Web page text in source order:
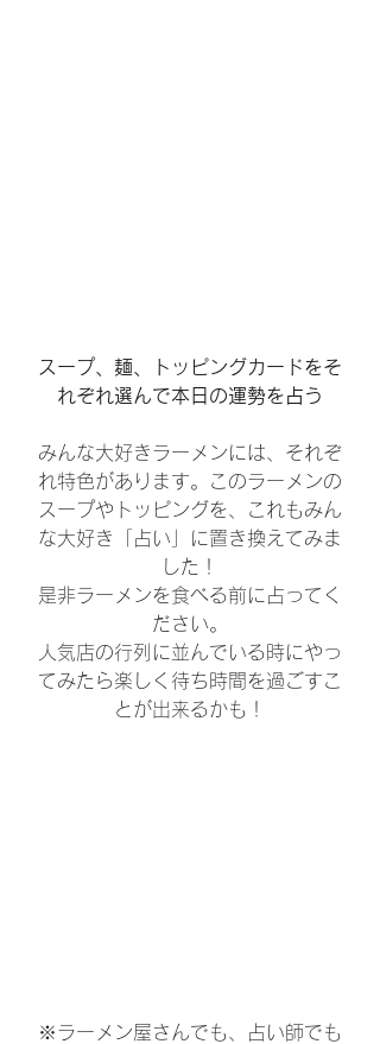
スープ、麺、トッピングカードをそ
れぞれ選んで本日の運勢を占う
みんな大好きラーメンには、それぞ
れ特色があります。このラーメンの
スープやトッピングを、これもみん
な大好き「占い」に置き換えてみま
した！
是非ラーメンを食べる前に占ってく
ださい。
人気店の行列に並んでいる時にやっ
てみたら楽しく待ち時間を過ごすこ
とが出来るかも！
※ラーメン屋さんでも、占い師でも